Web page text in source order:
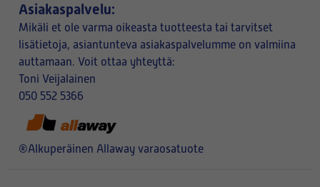
Asiakaspalvelu:
Mikäli et ole varma oikeasta tuotteesta tai tarvitset
lisätietoja, asiantunteva asiakaspalvelumme on valmiina
auttamaan. Voit ottaa yhteyttä:
Toni Veijalainen
050 552 5366
®Alkuperäinen Allaway varaosatuote